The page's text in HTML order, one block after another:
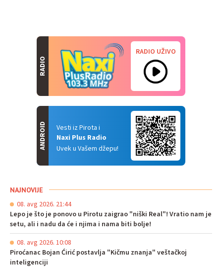
RADIO
RADIO UŽIVO
Vesti iz Pirota i
Naxi Plus Radio
Uvek u Vašem džepu!
ANDROID
NAJNOVIJE
08. avg 2026. 21:44
Lepo je što je ponovo u Pirotu zaigrao "niški Real"! Vratio nam je
setu, ali i nadu da će i njima i nama biti bolje!
08. avg 2026. 10:08
Piroćanac Bojan Ćirić postavlja "Kičmu znanja" veštačkoj
inteligenciji